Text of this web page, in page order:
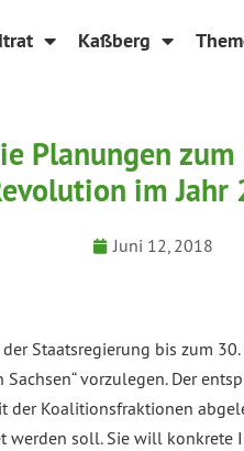
Kaßberg
Planungen
im Jahr
Juni 12, 2018
Staatsregierung bis zum
vorzulegen. Der
Koalitionsfraktionen
werden soll. Sie will